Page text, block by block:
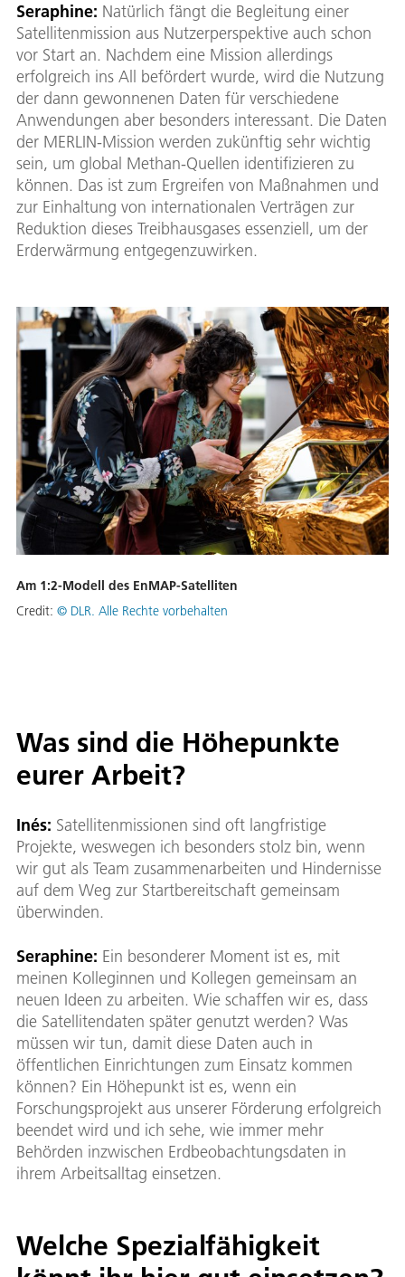
Seraphine: Natürlich fängt die Begleitung einer
Satellitenmission aus Nutzerperspektive auch schon
vor Start an. Nachdem eine Mission allerdings
erfolgreich ins All befördert wurde, wird die Nutzung
der dann gewonnenen Daten für verschiedene
Anwendungen aber besonders interessant. Die Daten
der MERLIN-Mission werden zukünftig sehr wichtig
sein, um global Methan-Quellen identifizieren zu
können. Das ist zum Ergreifen von Maßnahmen und
zur Einhaltung von internationalen Verträgen zur
Reduktion dieses Treibhausgases essenziell, um der
Erderwärmung entgegenzuwirken.
Am 1:2-Modell des EnMAP-Satelliten
Credit: © DLR. Alle Rechte vorbehalten
Was sind die Höhepunkte
eurer Arbeit?
Inés: Satellitenmissionen sind oft langfristige
Projekte, weswegen ich besonders stolz bin, wenn
wir gut als Team zusammenarbeiten und Hindernisse
auf dem Weg zur Startbereitschaft gemeinsam
überwinden.
Seraphine: Ein besonderer Moment ist es, mit
meinen Kolleginnen und Kollegen gemeinsam an
neuen Ideen zu arbeiten. Wie schaffen wir es, dass
die Satellitendaten später genutzt werden? Was
müssen wir tun, damit diese Daten auch in
öffentlichen Einrichtungen zum Einsatz kommen
können? Ein Höhepunkt ist es, wenn ein
Forschungsprojekt aus unserer Förderung erfolgreich
beendet wird und ich sehe, wie immer mehr
Behörden inzwischen Erdbeobachtungsdaten in
ihrem Arbeitsalltag einsetzen.
Welche Spezialfähigkeit